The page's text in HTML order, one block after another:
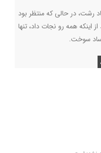
رشت، در حالی که منتظر بود
همه رو نجات داد، تنها
سوخت.